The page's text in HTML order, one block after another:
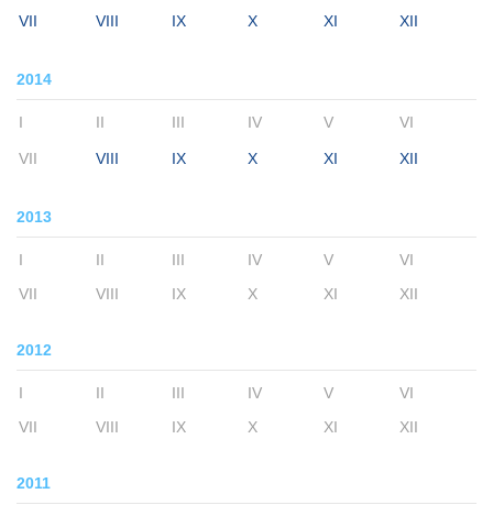
VII VIII IX X XI XII
2014
I II III IV V VI
VII VIII IX X XI XII
2013
I II III IV V
VI
VII
VIII IX X XI XII
2012
I II III IV V
VI
VII
VIII IX X XI XII
2011